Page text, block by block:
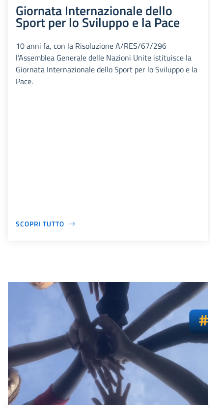
Giornata Internazionale dello
Sport per lo Sviluppo e la Pace
10 anni fa, con la Risoluzione A/RES/67/296
l’Assemblea Generale delle Nazioni Unite istituisce la
Giornata Internazionale dello Sport per lo Sviluppo e la
Pace.
SCOPRI TUTTO